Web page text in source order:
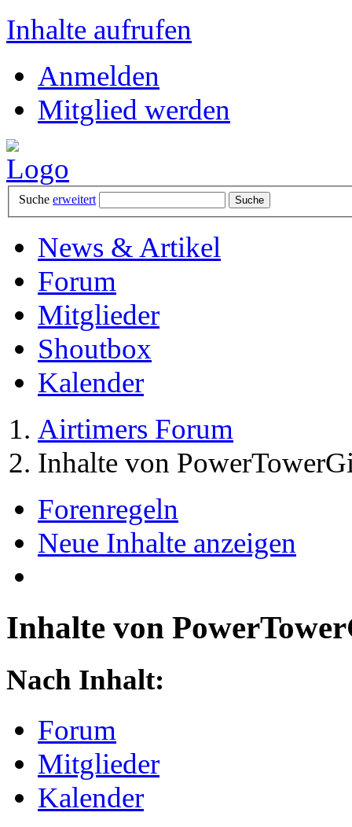
Inhalte aufrufen
Anmelden
Mitglied werden
Suche erweitert
News & Artikel
Forum
Mitglieder
Shoutbox
Kalender
Airtimers Forum
Inhalte von
Forenregeln
Neue Inhalte anzeigen
Inhalte von
Nach Inhalt:
Forum
Mitglieder
Kalender